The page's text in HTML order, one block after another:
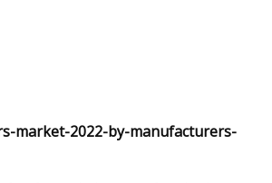
market-2022-by-manufacturers-